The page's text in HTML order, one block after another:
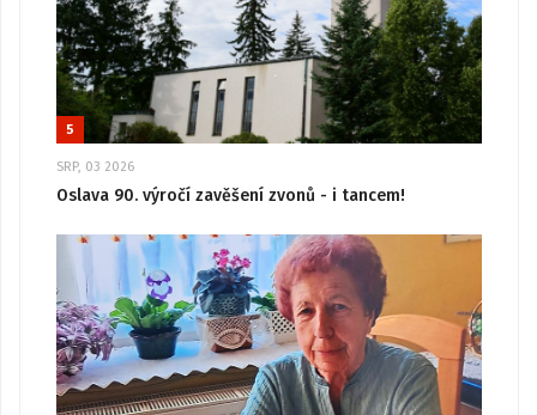
5
SRP, 03 2026
Oslava 90. výročí zavěšení zvonů - i tancem!